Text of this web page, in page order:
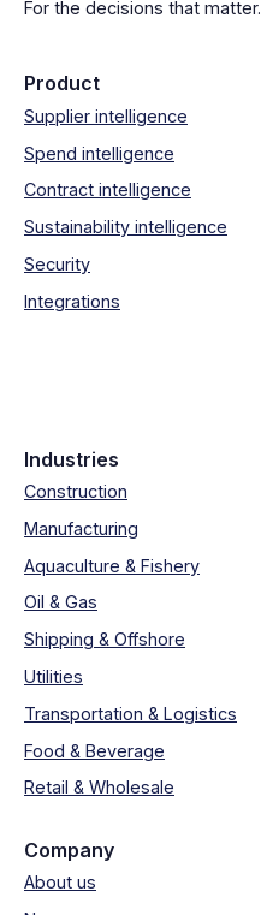
For the decisions that matter.
Product
Supplier intelligence
Spend intelligence
Contract intelligence
Sustainability intelligence
Security
Integrations
Industries
Construction
Manufacturing
Aquaculture & Fishery
Oil & Gas
Shipping & Offshore
Utilities
Transportation & Logistics
Food & Beverage
Retail & Wholesale
Company
About us